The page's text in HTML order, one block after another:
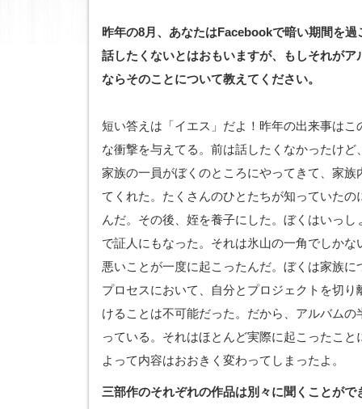
昨年の8月、あなたはFacebookで暗い期間を
話したくないとはおもいますが、もしそれがア
ならそのことについて教えてください。
短い答えは「イエス」だよ！昨年の出来事はこ
な衝撃を与えてる。前は話したくなかったけ
家族の一員がぼくのところにやってきて、家族
てくれた。たくさんのひとたちが知っていたの
んだ。その後、姪を養子にした。ぼくはいっ
で証人にもなった。それは氷山の一角でしか
悪いことが一度に起こったんだ。ぼくは家族
プロセスにおいて、自分とプロジェクトを切
けることは不可能だった。だから、アルバム
っている。それはほとんど実際に起こったこ
よって内容はおおきく変わってしまったよ。
三部作のそれぞれの作品は別々に聞くことがで